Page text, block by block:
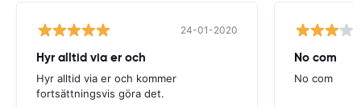
24-01-2020
Hyr alltid via er och
Hyr alltid via er och kommer
fortsättningsvis göra det.
No com
No com